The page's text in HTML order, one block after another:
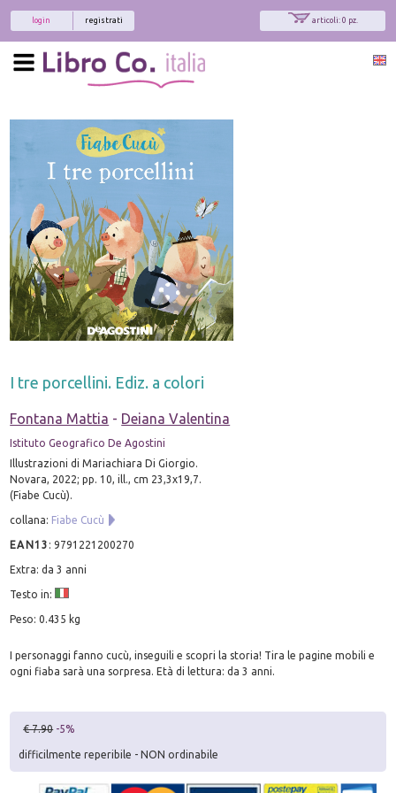
articoli: 0 pz.
registrati
login
I tre porcellini. Ediz. a colori
Fontana Mattia - Deiana Valentina
Istituto Geografico De Agostini
Illustrazioni di Mariachiara Di Giorgio.
Novara, 2022; pp. 10, ill., cm 23,3x19,7.
(Fiabe Cucù).
collana: Fiabe Cucù
EAN13 :9791221200270
Extra: da 3 anni
Testo in:
Peso: 0.435 kg
I personaggi fanno cucù, inseguili e scopri la storia! Tira le pagine mobili e
ogni fiaba sarà una sorpresa. Età di lettura: da 3 anni.
€ 7.90 -5%
difficilmente reperibile - NON ordinabile